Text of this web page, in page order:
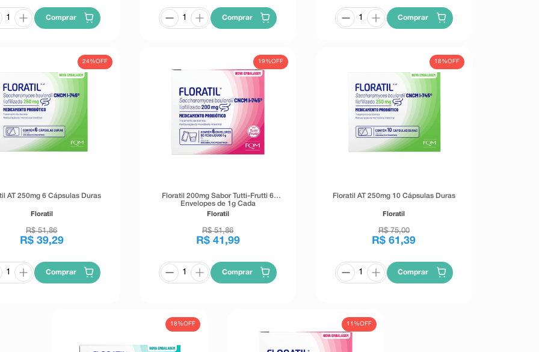
Comprar Comprar Comprar
24%OFF
AT 250mg 6 Cápsulas Duras
Floratil
R$ 51,86
R$ 39,29
Comprar
19%OFF
Floratil 200mg Sabor Tutti-Frutti 6
Envelopes de 1g Cada
Floratil
R$ 51,86
R$ 41 ,99
Comprar
18%OFF
Floratil AT 250mg 10 Cápsulas Duras
Floratil
R$ 75,00
R$ 61 ,39
Comprar
18%OFF 11%OFF